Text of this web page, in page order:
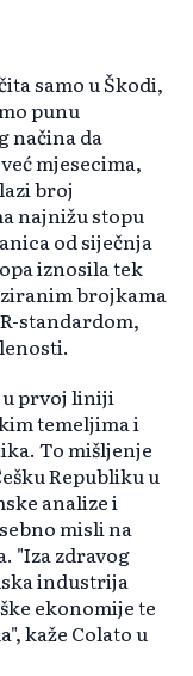
samo u Škodi,
punu
načina da
mjesecima,
broj
najnižu stopu
od siječnja
iznosila tek
brojkama
standardom,
u prvoj liniji
temeljima i
To mišljenje
Republiku u
analize i
misli na
"Iza zdravog
industrija
ekonomije te
kaže Colato u